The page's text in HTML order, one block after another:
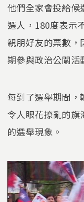
他們全家會投給
選人，180度表示
親朋好友的票數，
期參與政治公關活
每到了選舉期間，
令人眼花撩亂的旗
的選舉現象。